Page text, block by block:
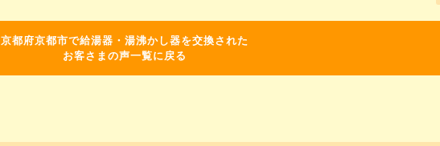
京都府京都市で給湯器・湯沸かし器を交換された
お客さまの声一覧に戻る